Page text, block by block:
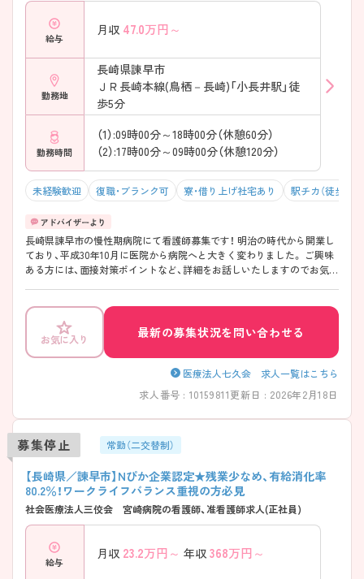
給与
月収 47.0万円～
勤務地
長崎県諫早市
ＪＲ長崎本線(鳥栖－長崎)「小長井駅」徒
歩5分
勤務時間
（1）:09時00分～18時00分（休憩60分）
（2）:17時00分～09時00分（休憩120分）
未経験歓迎 復職・ブランク可 寮・借り上げ社宅あり 駅チカ（徒歩10
長崎県諌早市の慢性期病院にて看護師募集です！ 明治の時代から開業し
ており、平成30年10月に医院から病院へと大きく変わりました。 ご興味
ある方には、面接対策ポイントなど、詳細をお話しいたしますのでお気軽
お気に入り 最新の募集状況を問い合わせる
医療法人七久会 求人一覧はこちら
求人番号 : 10159811更新日 : 2026年2月18日
募集停止 常勤（二交替制）
【長崎県／諫早市】Nぴか企業認定★残業少なめ、有給消化率
80.2％！ワークライフバランス重視の方必見
社会医療法人三佼会 宮崎病院の看護師、准看護師求人(正社員)
給与
月収 23.2万円～ 年収 368万円～